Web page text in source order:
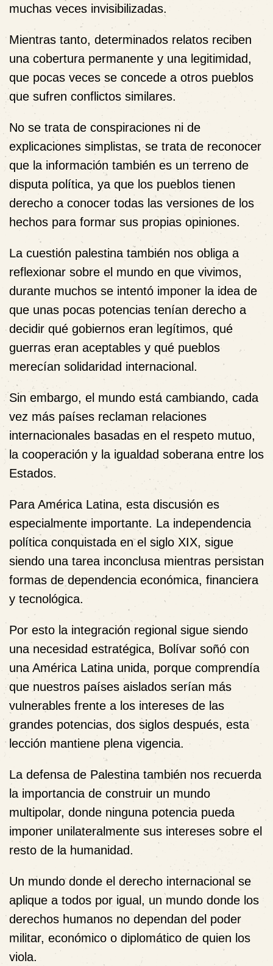
muchas veces invisibilizadas.
Mientras tanto, determinados relatos reciben
una cobertura permanente y una legitimidad,
que pocas veces se concede a otros pueblos
que sufren conflictos similares.
No se trata de conspiraciones ni de
explicaciones simplistas, se trata de reconocer
que la información también es un terreno de
disputa política, ya que los pueblos tienen
derecho a conocer todas las versiones de los
hechos para formar sus propias opiniones.
La cuestión palestina también nos obliga a
reflexionar sobre el mundo en que vivimos,
durante muchos se intentó imponer la idea de
que unas pocas potencias tenían derecho a
decidir qué gobiernos eran legítimos, qué
guerras eran aceptables y qué pueblos
merecían solidaridad internacional.
Sin embargo, el mundo está cambiando, cada
vez más países reclaman relaciones
internacionales basadas en el respeto mutuo,
la cooperación y la igualdad soberana entre los
Estados.
Para América Latina, esta discusión es
especialmente importante. La independencia
política conquistada en el siglo XIX, sigue
siendo una tarea inconclusa mientras persistan
formas de dependencia económica, financiera
y tecnológica.
Por esto la integración regional sigue siendo
una necesidad estratégica, Bolívar soñó con
una América Latina unida, porque comprendía
que nuestros países aislados serían más
vulnerables frente a los intereses de las
grandes potencias, dos siglos después, esta
lección mantiene plena vigencia.
La defensa de Palestina también nos recuerda
la importancia de construir un mundo
multipolar, donde ninguna potencia pueda
imponer unilateralmente sus intereses sobre el
resto de la humanidad.
Un mundo donde el derecho internacional se
aplique a todos por igual, un mundo donde los
derechos humanos no dependan del poder
militar, económico o diplomático de quien los
viola.